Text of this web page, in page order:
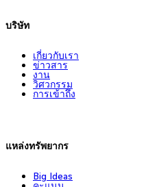
บริษัท
เกี่ยวกับเรา
ข่าวสาร
งาน
วิศวกรรม
การเข้าถึง
แหล่งทรัพยากร
Big Ideas